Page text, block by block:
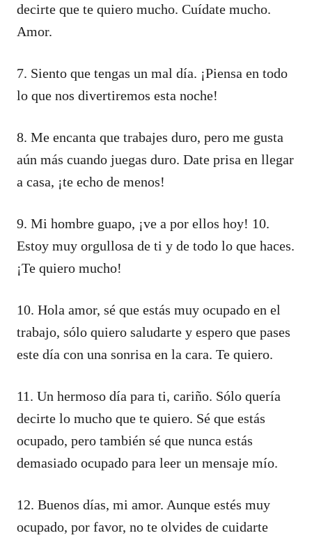
decirte que te quiero mucho. Cuídate mucho.
Amor.
7. Siento que tengas un mal día. ¡Piensa en todo
lo que nos divertiremos esta noche!
8. Me encanta que trabajes duro, pero me gusta
aún más cuando juegas duro. Date prisa en llegar
a casa, ¡te echo de menos!
9. Mi hombre guapo, ¡ve a por ellos hoy! 10.
Estoy muy orgullosa de ti y de todo lo que haces.
¡Te quiero mucho!
10. Hola amor, sé que estás muy ocupado en el
trabajo, sólo quiero saludarte y espero que pases
este día con una sonrisa en la cara. Te quiero.
11. Un hermoso día para ti, cariño. Sólo quería
decirte lo mucho que te quiero. Sé que estás
ocupado, pero también sé que nunca estás
demasiado ocupado para leer un mensaje mío.
12. Buenos días, mi amor. Aunque estés muy
ocupado, por favor, no te olvides de cuidarte